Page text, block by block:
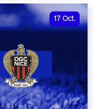
17 Oct.